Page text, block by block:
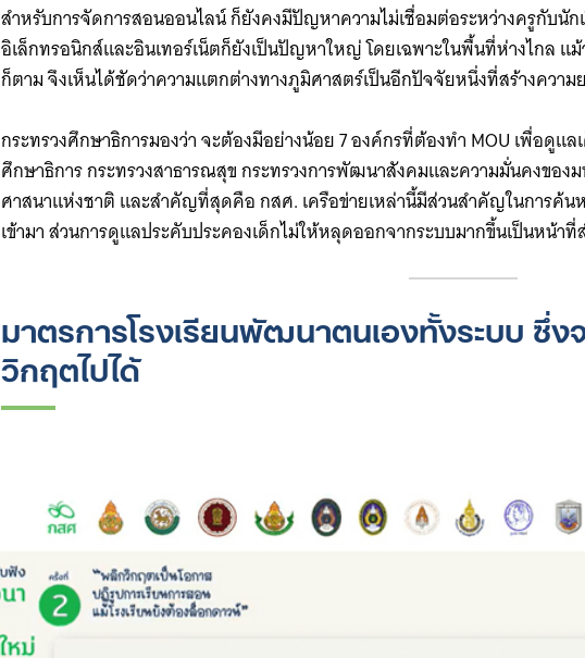
สำหรับการจัดการสอนออนไลน์ ก็ยังคงมีปัญหาความไม่เชื่อมต่อระหว่างครูกับนั
อิเล็กทรอนิกส์และอินเทอร์เน็ตก็ยังเป็นปัญหาใหญ่ โดยเฉพาะในพื้นที่ห่างไกล
ก็ตาม จึงเห็นได้ชัดว่าความแตกต่างทางภูมิศาสตร์เป็นอีกปัจจัยหนึ่งที่สร้างควา
กระทรวงศึกษาธิการมองว่า จะต้องมีอย่างน้อย 7 องค์กรที่ต้องทำ MOU เพื่อดูแ
ศึกษาธิการ กระทรวงสาธารณสุข กระทรวงการพัฒนาสังคมและความมั่นคงขอ
ศาสนาแห่งชาติ และสำคัญที่สุดคือ กสศ. เครือข่ายเหล่านี้มีส่วนสำคัญในการค้น
เข้ามา ส่วนการดูแลประคับประคองเด็กไม่ให้หลุดออกจากระบบมากขึ้นเป็นหน้า
มาตรการโรงเรียนพัฒนาตนเองทั้งระบบ ซึ่ง
วิกฤตไปได้